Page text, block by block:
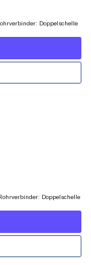
Doppelschelle
Doppelschelle